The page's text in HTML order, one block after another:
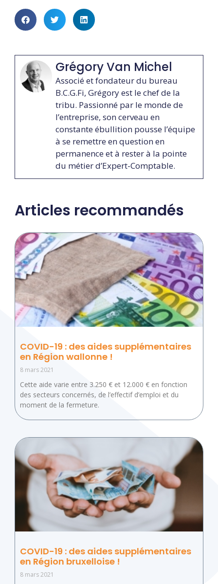
Grégory Van Michel
Associé et fondateur du bureau
B.C.G.Fi, Grégory est le chef de la
tribu. Passionné par le monde de
l’entreprise, son cerveau en
constante ébullition pousse l’équipe
à se remettre en question en
permanence et à rester à la pointe
du métier d’Expert-Comptable.
Articles recommandés
COVID-19 : des aides supplémentaires
en Région wallonne !
8 mars 2021
Cette aide varie entre 3.250 € et 12.000 € en fonction
des secteurs concernés, de l’effectif d’emploi et du
moment de la fermeture.
COVID-19 : des aides supplémentaires
en Région bruxelloise !
8 mars 2021